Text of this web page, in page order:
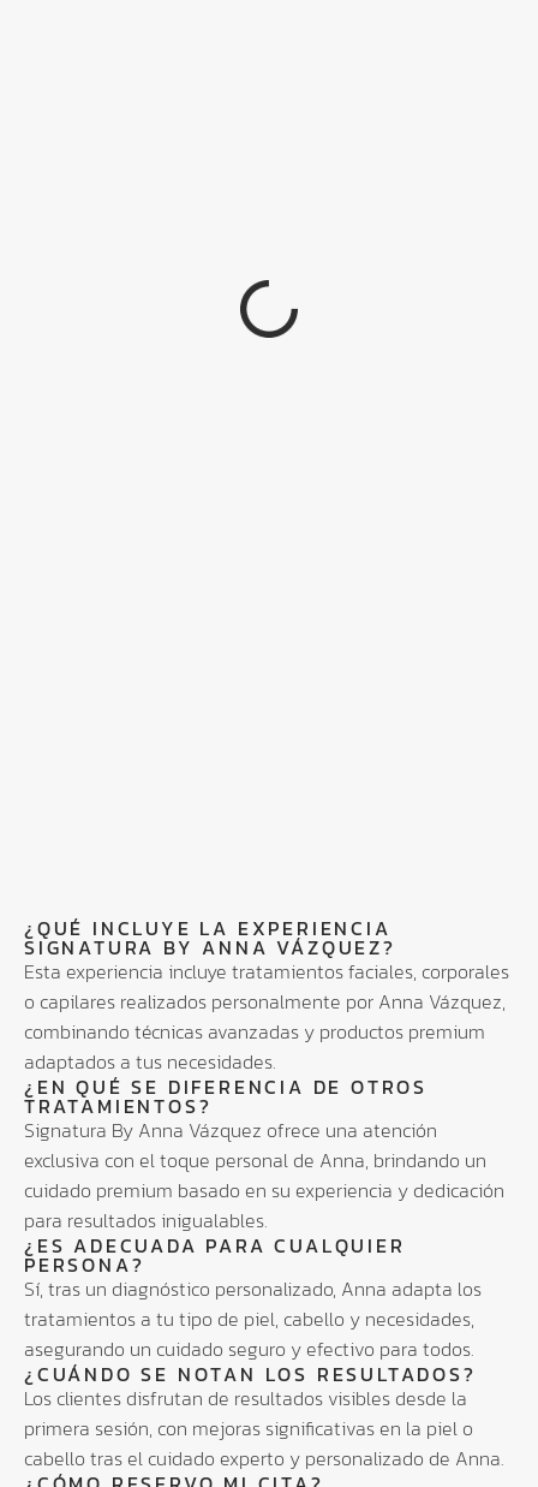
¿QUÉ INCLUYE LA EXPERIENCIA
SIGNATURA BY ANNA VÁZQUEZ?
Esta experiencia incluye tratamientos faciales, corporales
o capilares realizados personalmente por Anna Vázquez,
combinando técnicas avanzadas y productos premium
adaptados a tus necesidades.
¿EN QUÉ SE DIFERENCIA DE OTROS
TRATAMIENTOS?
Signatura By Anna Vázquez ofrece una atención
exclusiva con el toque personal de Anna, brindando un
cuidado premium basado en su experiencia y dedicación
para resultados inigualables.
¿ES ADECUADA PARA CUALQUIER
PERSONA?
Sí, tras un diagnóstico personalizado, Anna adapta los
tratamientos a tu tipo de piel, cabello y necesidades,
asegurando un cuidado seguro y efectivo para todos.
¿CUÁNDO SE NOTAN LOS RESULTADOS?
Los clientes disfrutan de resultados visibles desde la
primera sesión, con mejoras significativas en la piel o
cabello tras el cuidado experto y personalizado de Anna.